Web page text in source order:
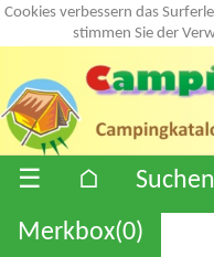
Cookies verbessern das
stimmen Sie der
☰ ⌂ Suchen
Merkbox(0)